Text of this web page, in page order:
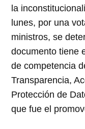
la
lunes, por una
ministros, se
documento tiene
de competencia
Transparencia,
Protección de
que fue el